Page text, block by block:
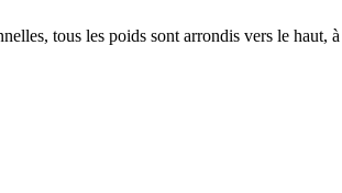
tous les poids sont arrondis vers le haut,